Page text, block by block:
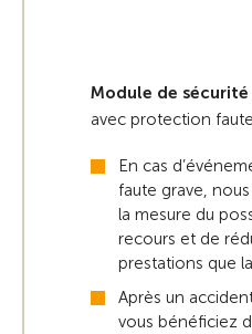
Module de sécurité
avec protection
En cas
faute grave,
la mesure du
recours et de
prestations que
Après un
vous bénéficiez